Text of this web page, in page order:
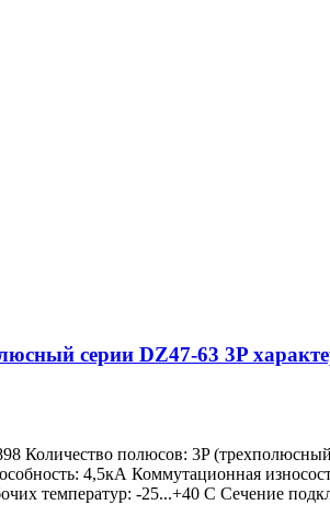
серии DZ47-63 3P
Количество полюсов: 3P
4,5кА Коммутационная
температур: -25...+40 С Сечение